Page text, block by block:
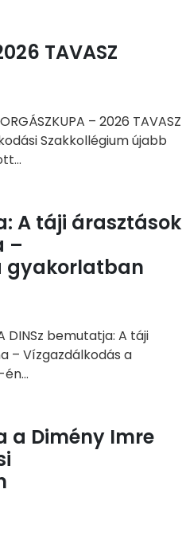
TAVASZ
– 2026 TAVASZ
Szakkollégium újabb
A táji árasztások
–
gyakorlatban
DINSz bemutatja: A táji
– Vízgazdálkodás a
a Dimény Imre